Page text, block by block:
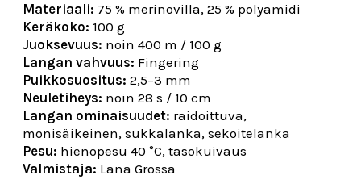
Materiaali: 75 % merinovilla, 25 % polyamidi
Keräkoko: 100 g
Juoksevuus: noin 400 m / 100 g
Langan vahvuus: Fingering
Puikkosuositus: 2,5–3 mm
Neuletiheys: noin 28 s / 10 cm
Langan ominaisuudet: raidoittuva,
monisäikeinen, sukkalanka, sekoitelanka
Pesu: hienopesu 40 °C, tasokuivaus
Valmistaja: Lana Grossa